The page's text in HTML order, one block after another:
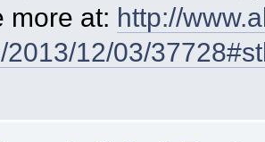
more at: http://
2013/12/03/